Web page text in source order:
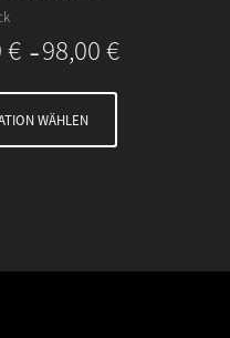
€ – 98,00€
WÄHLEN